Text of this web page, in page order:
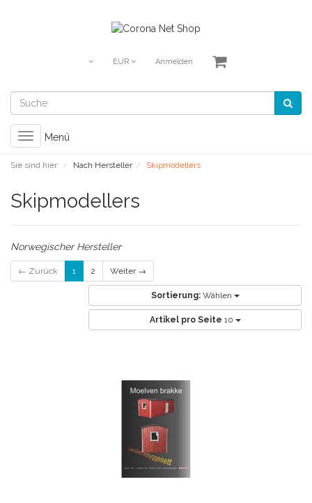
EUR Anmelden
Toggle
navigation
Menü
Sie sind hier: Nach Hersteller Skipmodellers
Skipmodellers
Norwegischer Hersteller
← Zurück 1 2 Weiter →
Sortierung: Wählen
Artikel pro Seite 10